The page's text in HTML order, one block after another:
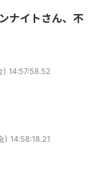
ナイトさん、不
) 14:57:58.52
) 14:58:18.21